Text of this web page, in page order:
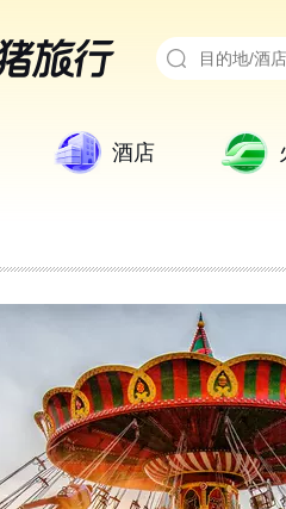
酒店